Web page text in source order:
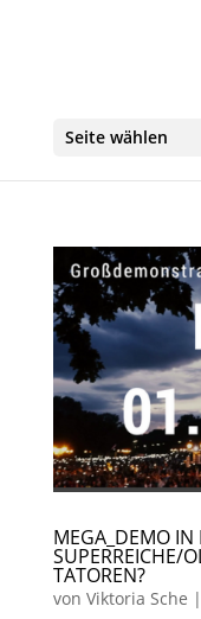
Seite wählen
MEGA_DEMO IN
SUPERREICHE/
TATOREN?
von Viktoria Sche |